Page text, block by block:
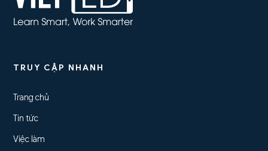
TRUY CẬP NHANH
Trang chủ
Tin tức
Việc làm